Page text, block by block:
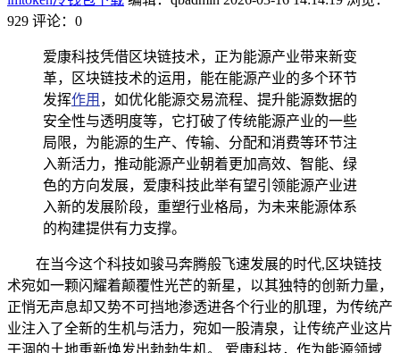
929 评论：0
爱康科技凭借区块链技术，正为能源产业带来新变
革，区块链技术的运用，能在能源产业的多个环节
发挥作用 ，如优化能源交易流程、提升能源数据的
安全性与透明度等，它打破了传统能源产业的一些
局限，为能源的生产、传输、分配和消费等环节注
入新活力，推动能源产业朝着更加高效、智能、绿
色的方向发展，爱康科技此举有望引领能源产业进
入新的发展阶段，重塑行业格局，为未来能源体系
的构建提供有力支撑。
在当今这个科技如骏马奔腾般飞速发展的时代,区块链技
术宛如一颗闪耀着颠覆性光芒的新星，以其独特的创新力量，
正悄无声息却又势不可挡地渗透进各个行业的肌理，为传统产
业注入了全新的生机与活力，宛如一股清泉，让传统产业这片
干涸的土地重新焕发出勃勃生机。 爱康科技，作为能源领域